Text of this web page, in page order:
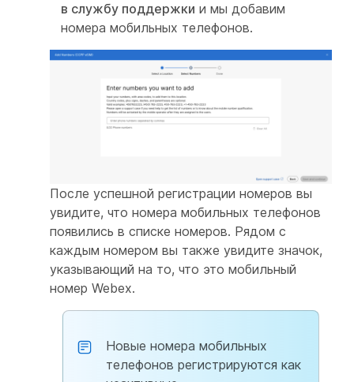
в службу поддержки и мы добавим
номера мобильных телефонов.
После успешной регистрации номеров вы
увидите, что номера мобильных телефонов
появились в списке номеров. Рядом с
каждым номером вы также увидите значок,
указывающий на то, что это мобильный
номер Webex.
Новые номера мобильных
телефонов регистрируются как